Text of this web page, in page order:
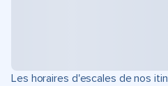
Les horaires d'escales de nos